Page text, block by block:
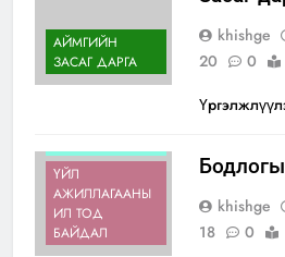
АЙМГИЙН
ЗАСАГ ДАРГА
khishge
20
0
АЙМГИЙН
ҮЙЛ
АЖИЛЛАГААНЫ
ИЛ ТОД
БАЙДАЛ
khishge
18
0